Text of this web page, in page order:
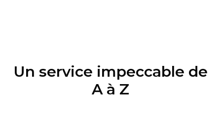
Un service impeccable de
A à Z